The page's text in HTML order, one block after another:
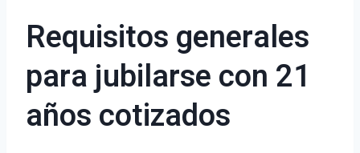
Requisitos generales
para jubilarse con 21
años cotizados